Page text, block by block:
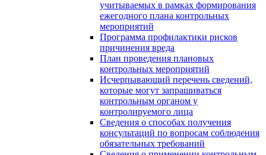
учитываемых в рамках формирования
ежегодного плана контрольных
мероприятий
Программа профилактики рисков
причинения вреда
План проведения плановых
контрольных мероприятий
Исчерпывающий перечень сведений,
которые могут запрашиваться
контрольным органом у
контролируемого лица
Сведения о способах получения
консультаций по вопросам соблюдения
обязательных требований